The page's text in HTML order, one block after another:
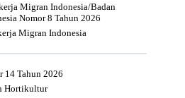
Migran Indonesia/Badan
Nomor 8 Tahun 2026
Migran Indonesia
14 Tahun 2026
Hortikultur